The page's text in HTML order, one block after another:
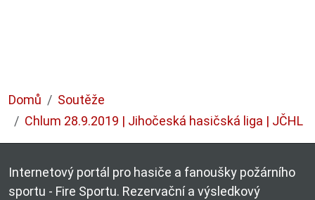
Domů
Soutěže
Chlum 28.9.2019 | Jihočeská hasičská liga | JČHL
Internetový portál pro hasiče a fanoušky požárního
sportu - Fire Sportu. Rezervační a výsledkový